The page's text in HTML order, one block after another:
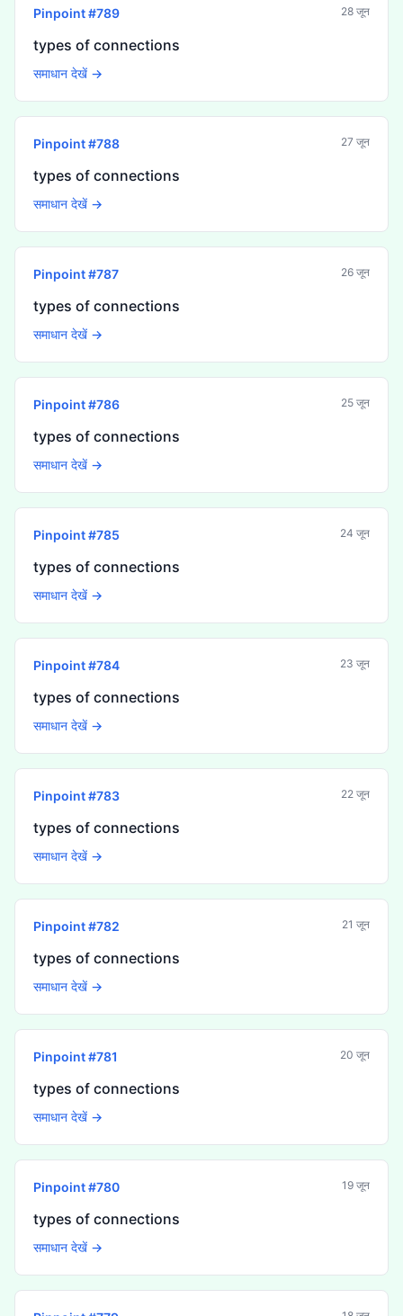
Pinpoint #789 28 जून
types of connections
समाधान देखें →
Pinpoint #788 27 जून
types of connections
समाधान देखें →
Pinpoint #787 26 जून
types of connections
समाधान देखें →
Pinpoint #786 25 जून
types of connections
समाधान देखें →
Pinpoint #785 24 जून
types of connections
समाधान देखें →
Pinpoint #784 23 जून
types of connections
समाधान देखें →
Pinpoint #783 22 जून
types of connections
समाधान देखें →
Pinpoint #782 21 जून
types of connections
समाधान देखें →
Pinpoint #781 20 जून
types of connections
समाधान देखें →
Pinpoint #780 19 जून
types of connections
समाधान देखें →